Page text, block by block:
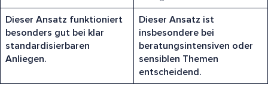
Dieser Ansatz funktioniert
besonders gut bei klar
standardisierbaren
Anliegen.
Dieser Ansatz ist
insbesondere bei
beratungsintensiven oder
sensiblen Themen
entscheidend.